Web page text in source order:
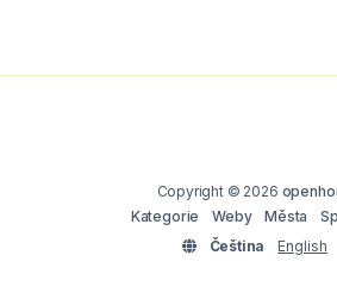
Copyright © 2026
Kategorie
Weby Města
Čeština
English